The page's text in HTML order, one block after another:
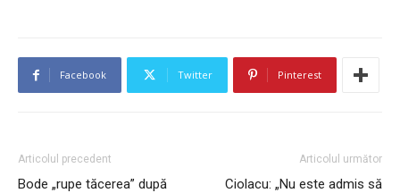
Facebook Twitter Pinterest
Articolul precedent
Bode „rupe tăcerea” după
Articolul următor
Ciolacu: „Nu este admis să